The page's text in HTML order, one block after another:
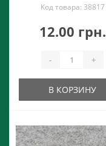
Код товара: 38817
12.00 грн.
- +
В КОРЗИНУ